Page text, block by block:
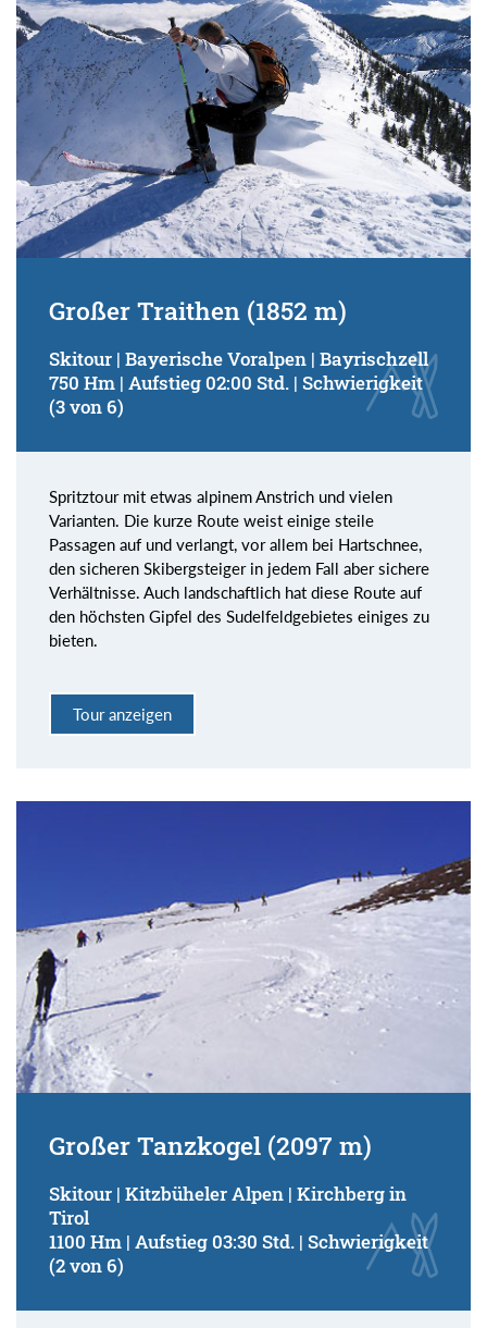
Großer Traithen (1852 m)
Skitour | Bayerische Voralpen | Bayrischzell
750 Hm | Aufstieg 02:00 Std. | Schwierigkeit
(3 von 6)
Spritztour mit etwas alpinem Anstrich und vielen
Varianten. Die kurze Route weist einige steile
Passagen auf und verlangt, vor allem bei Hartschnee,
den sicheren Skibergsteiger in jedem Fall aber sichere
Verhältnisse. Auch landschaftlich hat diese Route auf
den höchsten Gipfel des Sudelfeldgebietes einiges zu
bieten.
Tour anzeigen
Großer Tanzkogel (2097 m)
Skitour | Kitzbüheler Alpen | Kirchberg in
Tirol
1100 Hm | Aufstieg 03:30 Std. | Schwierigkeit
(2 von 6)